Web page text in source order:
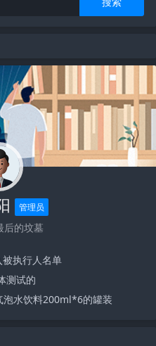
管理员
后的坟墓
执行人名单
测试的
泡水饮料200ml*6的罐装